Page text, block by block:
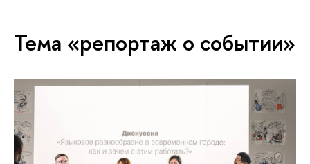
Тема «репортаж о событии»